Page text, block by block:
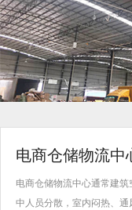
水帘风机通风降温解
电商仓储物流中心通常建
中人员分散，室内闷热、